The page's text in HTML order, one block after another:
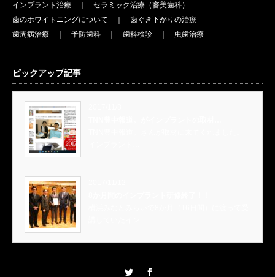
インプラント治療
セラミック治療（審美歯科）
歯のホワイトニングについて
歯ぐき下がりの治療
歯周病治療
予防歯科 歯科検診 虫歯治療
ピックアップ記事